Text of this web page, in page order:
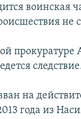
воинская
не
прокуратуре
на
года из